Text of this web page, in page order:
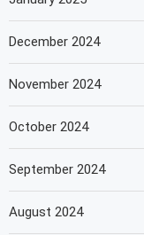
December 2024
November 2024
October 2024
September 2024
August 2024